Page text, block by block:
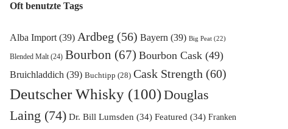
Oft benutzte Tags
Alba Import(39) Ardbeg (56) Bayern(39) Big Peat(22)
Blended Malt(24) Bourbon (67) Bourbon Cask(49)
Bruichladdich(39) Buchtipp (28) Cask Strength (60)
Deutscher Whisky(100)Douglas
Laing (74) Dr. Bill Lumsden (34) Featured (34) Franken